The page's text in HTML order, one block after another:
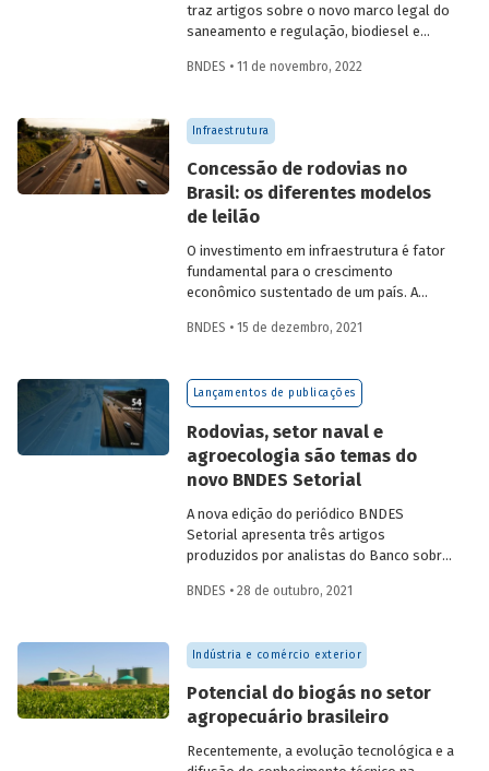
traz artigos sobre o novo marco legal do
saneamento e regulação, biodiesel e
leasing de aeronaves no setor de
BNDES • 11 de novembro, 2022
Infraestrutura
Concessão de rodovias no
Brasil: os diferentes modelos
de leilão
O investimento em infraestrutura é fator
fundamental para o crescimento
econômico sustentado de um país. A
concessões rodoviárias começaram a ser
sem comprometer os investimentos no
setor. Saiba mais sobre os diferentes
concessões de rodovias realizadas no
país.
BNDES • 15 de dezembro, 2021
Lançamentos de publicações
Rodovias, setor naval e
agroecologia são temas do
novo BNDES Setorial
A nova edição do periódico BNDES
Setorial apresenta três artigos
produzidos por analistas do Banco sobre
agroecologia, importantes áreas do
sobre os artigos e confira a publicação
completa.
BNDES • 28 de outubro, 2021
Indústria e comércio exterior
Potencial do biogás no setor
agropecuário brasileiro
Recentemente, a evolução tecnológica e a